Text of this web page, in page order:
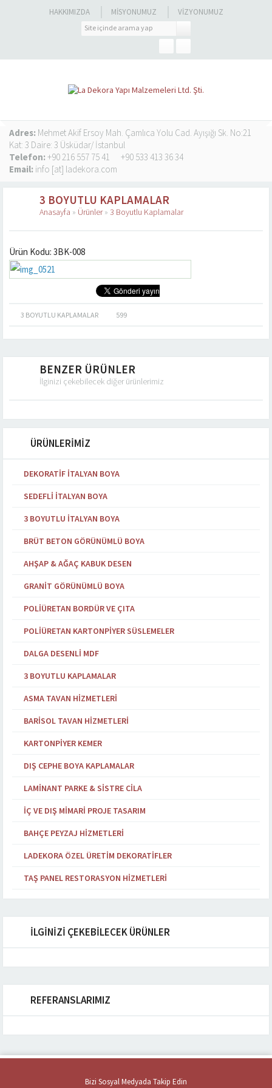
HAKKIMIZDA MISYONUMUZ VIZYONUMUZ
Adres: Mehmet Akif Ersoy Mah. Çamlıca Yolu Cad. Ayışığı Sk. No:21
Kat: 3 Daire: 3 Üsküdar/ İstanbul
Telefon: +90 216 557 75 41
+90 533 413 36 34
Email: info [at] ladekora.com
3 BOYUTLU KAPLAMALAR
Anasayfa » Ürünler» 3 Boyutlu Kaplamalar
Ürün Kodu: 3BK-008
3 BOYUTLU KAPLAMALAR 599
BENZER ÜRÜNLER
İlginizi çekebilecek diğer ürünlerimiz
ÜRÜNLERİMİZ
DEKORATIF İTALYAN BOYA
SEDEFLI İTALYAN BOYA
3 BOYUTLU İTALYAN BOYA
BRÜT BETON GÖRÜNÜMLÜ BOYA
AHŞAP & AĞAÇ KABUK DESEN
GRANIT GÖRÜNÜMLÜ BOYA
POLIÜRETAN BORDÜR VE ÇITA
POLIÜRETAN KARTONPIYER SÜSLEMELER
DALGA DESENLI MDF
3 BOYUTLU KAPLAMALAR
ASMA TAVAN HIZMETLERI
BARISOL TAVAN HIZMETLERI
KARTONPIYER KEMER
DIŞ CEPHE BOYA KAPLAMALAR
LAMINANT PARKE & SISTRE CILA
İÇ VE DIŞ MIMARI PROJE TASARIM
BAHÇE PEYZAJ HIZMETLERI
LADEKORA ÖZEL ÜRETIM DEKORATIFLER
TAŞ PANEL RESTORASYON HIZMETLERI
İLGİNİZİ ÇEKEBİLECEK ÜRÜNLER
REFERANSLARIMIZ
Bizi Sosyal Medyada Takip Edin